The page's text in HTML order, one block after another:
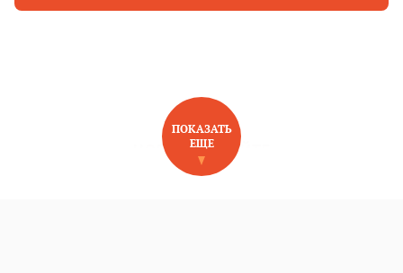
НОВОЕ НА САЙТЕ
ПОКАЗАТЬ
ЕЩЕ